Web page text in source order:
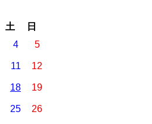
土
日
4 5
11 12
18 19
25 26